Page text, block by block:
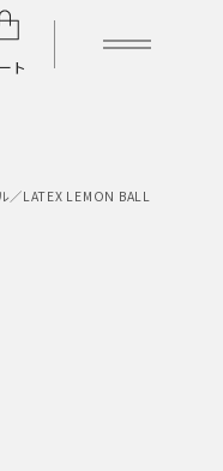
ト
／LATEX LEMON BALL